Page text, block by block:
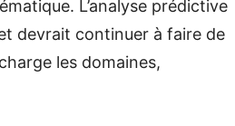
L’analyse prédictive
devrait continuer à faire de
les domaines,